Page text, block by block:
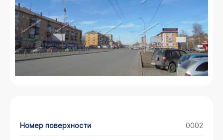
Номер поверхности 0002